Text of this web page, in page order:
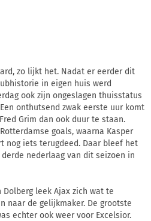
zo lijkt het. Nadat er eerder dit
in eigen huis werd
ook zijn ongeslagen thuisstatus
onthutsend zwak eerste uur komt
Grim dan ook duur te staan.
goals, waarna Kasper
nog iets terugdeed. Daar bleef het
nederlaag van dit seizoen in
leek Ajax zich wat te
naar de gelijkmaker. De grootste
echter ook weer voor Excelsior.